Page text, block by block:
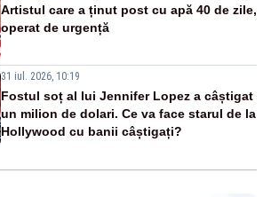
Artistul care a ținut post cu apă 40 de zile,
operat de urgență
31 iul. 2026, 10:19
Fostul soț al lui Jennifer Lopez a câștigat
un milion de dolari. Ce va face starul de la
Hollywood cu banii câștigați?